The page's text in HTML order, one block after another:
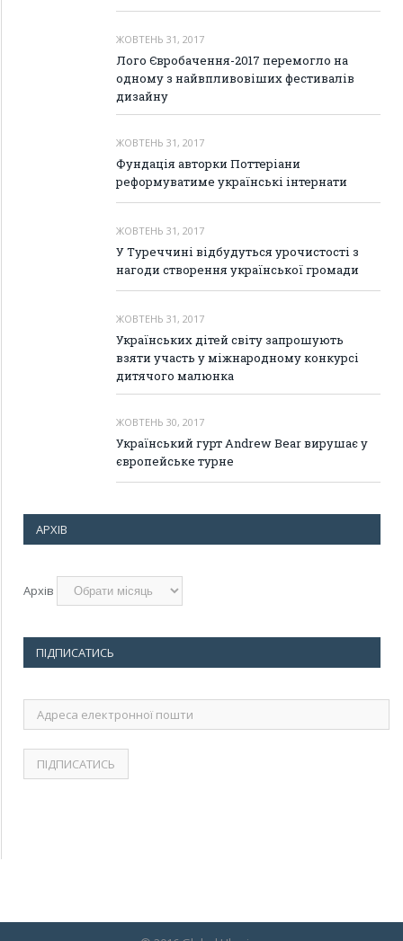
ЖОВТЕНЬ 31, 2017
Лого Євробачення-2017 перемогло на
одному з найвпливовіших фестивалів
дизайну
ЖОВТЕНЬ 31, 2017
Фундація авторки Поттеріани
реформуватиме українські інтернати
ЖОВТЕНЬ 31, 2017
У Туреччині відбудуться урочистості з
нагоди створення української громади
ЖОВТЕНЬ 31, 2017
Українських дітей світу запрошують
взяти участь у міжнародному конкурсі
дитячого малюнка
ЖОВТЕНЬ 30, 2017
Український гурт Andrew Bear вирушає у
європейське турне
АРХІВ
Архів
ПІДПИСАТИСЬ
Адреса
електронної